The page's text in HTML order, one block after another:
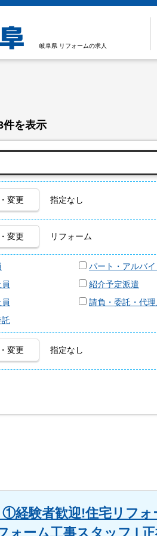
岐阜県 リフォームの求人
件を表示
変更 指定なし
変更 リフォーム
パート・アルバイ
紹介予定派遣
請負・委託・代
変更 指定なし
①経験者歓迎!住宅リフ
ォーム工事スタッフ |